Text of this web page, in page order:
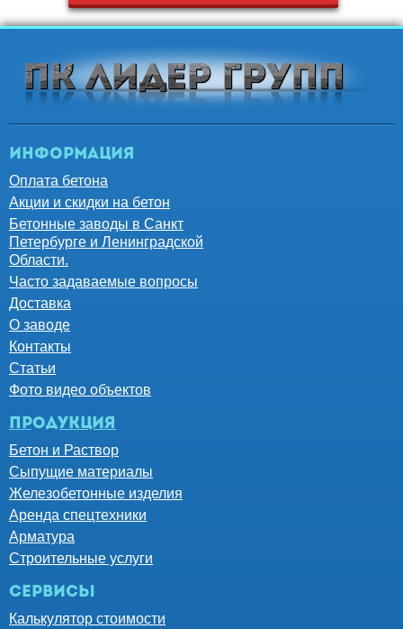
Информация
Оплата бетона
Акции и скидки на бетон
Бетонные заводы в Санкт
Петербурге и Ленинградской
Области.
Часто задаваемые вопросы
Доставка
О заводе
Контакты
Статьи
Фото видео объектов
Продукция
Бетон и Раствор
Сыпущие материалы
Железобетонные изделия
Аренда спецтехники
Арматура
Строительные услуги
Сервисы
Калькулятор стоимости